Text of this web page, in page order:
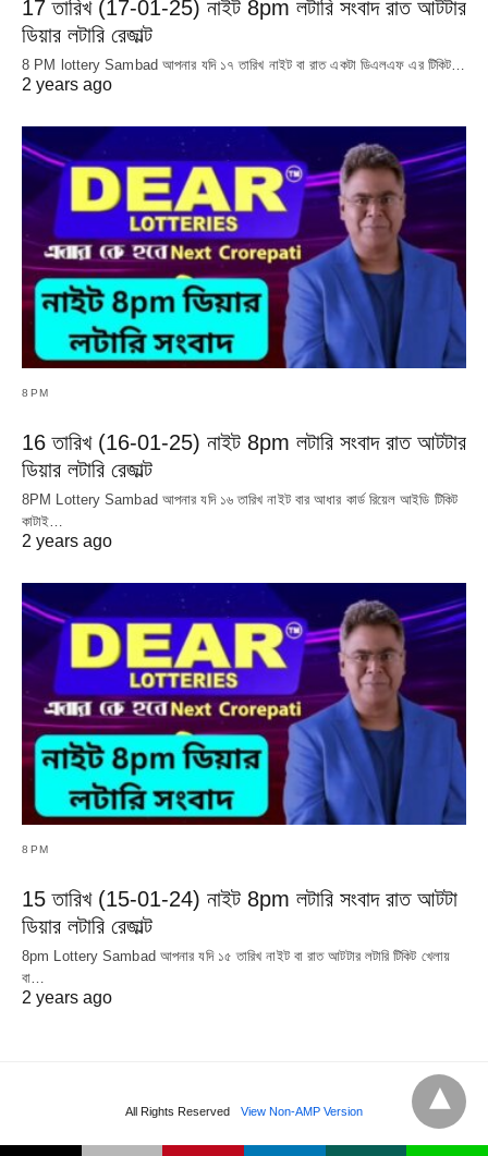
17 তারিখ (17-01-25) নাইট 8pm লটারি সংবাদ রাত আটটার
ডিয়ার লটারি রেজাল্ট
8 PM lottery Sambad আপনার যদি ১৭ তারিখ নাইট বা রাত একটা ডিএলএফ এর টিকিট…
2 years ago
8PM
16 তারিখ (16-01-25) নাইট 8pm লটারি সংবাদ রাত আটটার
ডিয়ার লটারি রেজাল্ট
8PM Lottery Sambad আপনার যদি ১৬ তারিখ নাইট বার আধার কার্ড রিয়েল আইডি টিকিট
কাটাই…
2 years ago
8PM
15 তারিখ (15-01-24) নাইট 8pm লটারি সংবাদ রাত আটটা
ডিয়ার লটারি রেজাল্ট
8pm Lottery Sambad আপনার যদি ১৫ তারিখ নাইট বা রাত আটটার লটারি টিকিট খেলায়
বা…
2 years ago
All Rights Reserved View Non-AMP Version